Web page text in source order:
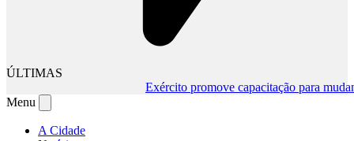
ÚLTIMAS
Exército promove capacitação para mudança
Menu
A Cidade